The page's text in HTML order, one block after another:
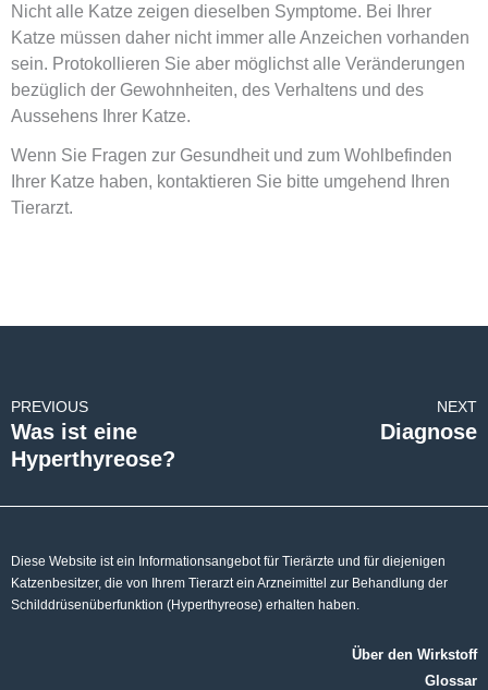
Nicht alle Katze zeigen dieselben Symptome. Bei Ihrer
Katze müssen daher nicht immer alle Anzeichen vorhanden
sein. Protokollieren Sie aber möglichst alle Veränderungen
bezüglich der Gewohnheiten, des Verhaltens und des
Aussehens Ihrer Katze.
Wenn Sie Fragen zur Gesundheit und zum Wohlbefinden
Ihrer Katze haben, kontaktieren Sie bitte umgehend Ihren
Tierarzt.
PREVIOUS
Was ist eine
Hyperthyreose?
NEXT
Diagnose
Diese Website ist ein Informationsangebot für Tierärzte und für diejenigen
Katzenbesitzer, die von Ihrem Tierarzt ein Arzneimittel zur Behandlung der
Schilddrüsenüberfunktion (Hyperthyreose) erhalten haben.
Über den Wirkstoff
Glossar